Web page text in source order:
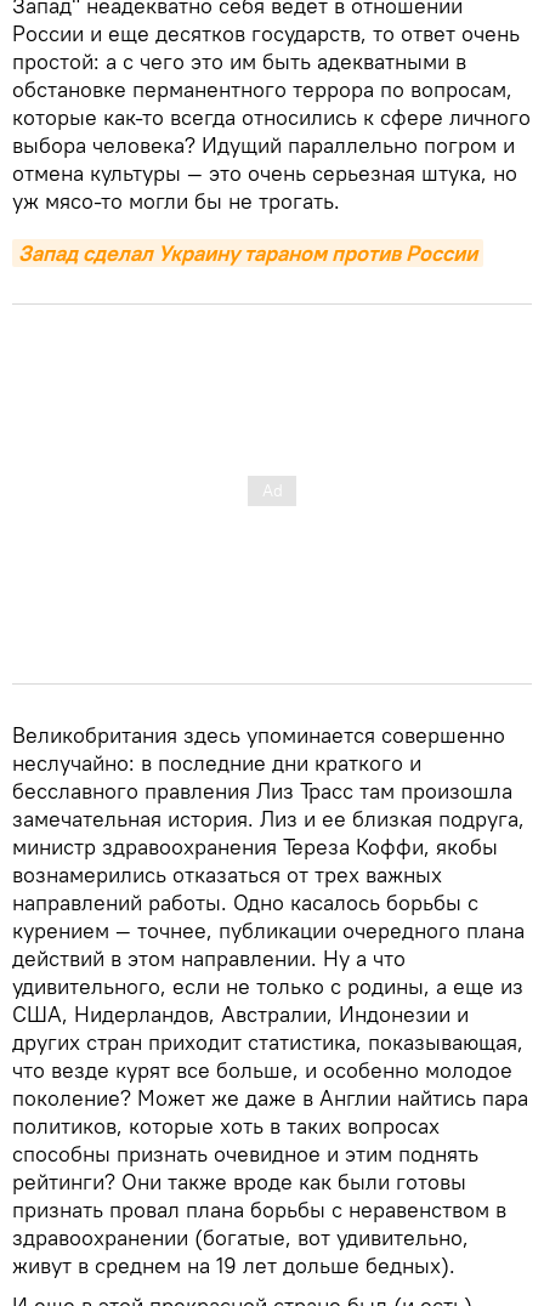
России и еще десятков государств, то ответ очень
простой: а с чего это им быть адекватными в
обстановке перманентного террора по вопросам,
которые как-то всегда относились к сфере личного
выбора человека? Идущий параллельно погром и
отмена культуры — это очень серьезная штука, но
уж мясо-то могли бы не трогать.
Запад сделал Украину тараном против России
Великобритания здесь упоминается совершенно
неслучайно: в последние дни краткого и
бесславного правления Лиз Трасс там произошла
замечательная история. Лиз и ее близкая подруга,
министр здравоохранения Тереза Коффи, якобы
вознамерились отказаться от трех важных
направлений работы. Одно касалось борьбы с
курением — точнее, публикации очередного плана
действий в этом направлении. Ну а что
удивительного, если не только с родины, а еще из
США, Нидерландов, Австралии, Индонезии и
других стран приходит статистика, показывающая,
что везде курят все больше, и особенно молодое
поколение? Может же даже в Англии найтись пара
политиков, которые хоть в таких вопросах
способны признать очевидное и этим поднять
рейтинги? Они также вроде как были готовы
признать провал плана борьбы с неравенством в
здравоохранении (богатые, вот удивительно,
живут в среднем на 19 лет дольше бедных).